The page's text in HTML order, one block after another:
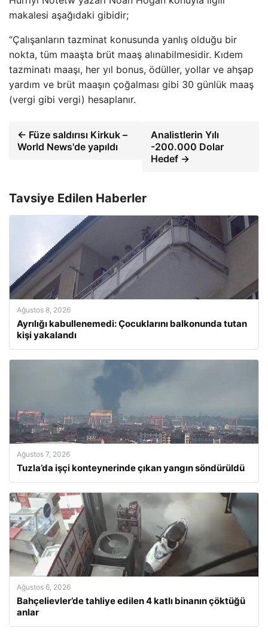
makalesi aşağıdaki gibidir;
“Çalışanların tazminat konusunda yanlış olduğu bir
nokta, tüm maaşta brüt maaş alınabilmesidir. Kıdem
tazminatı maaşı, her yıl bonus, ödüller, yollar ve ahşap
yardım ve brüt maaşın çoğalması gibi 30 günlük maaş
(vergi gibi vergi) hesaplanır.
← Füze saldırısı Kirkuk –
World News'de yapıldı
Analistlerin Yılı
-200.000 Dolar
Hedef →
Tavsiye Edilen Haberler
Ağustos 8, 2026
Ayrılığı kabullenemedi: Çocuklarını balkonunda tutan
kişi yakalandı
Ağustos 7, 2026
Tuzla’da işçi konteynerinde çıkan yangın söndürüldü
Ağustos 6, 2026
Bahçelievler’de tahliye edilen 4 katlı binanın çöktüğü
anlar